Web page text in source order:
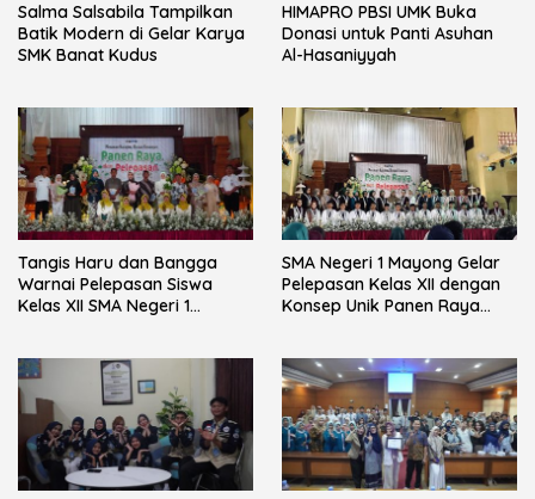
Salma Salsabila Tampilkan
Batik Modern di Gelar Karya
SMK Banat Kudus
HIMAPRO PBSI UMK Buka
Donasi untuk Panti Asuhan
Al-Hasaniyyah
Tangis Haru dan Bangga
Warnai Pelepasan Siswa
Kelas XII SMA Negeri 1
SMA Negeri 1 Mayong Gelar
Pelepasan Kelas XII dengan
Konsep Unik Panen Raya